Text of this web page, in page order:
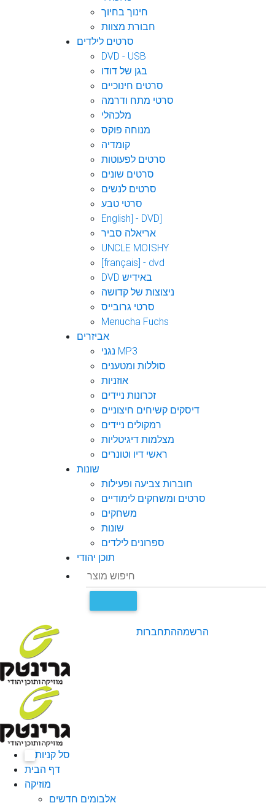
חינוך בחיוך
חבורת מצוות
סרטים לילדים
DVD - USB
בגן של דודו
סרטים חינוכיים
סרטי מתח ודרמה
מלכהלי
מנוחה פוקס
קומדיה
סרטים לפעוטות
סרטים שונים
סרטים לנשים
סרטי טבע
English] - DVD]
אריאלה סביר
UNCLE MOISHY
[français] - dvd
DVD באידיש
ניצוצות של קדושה
סרטי גרובייס
Menucha Fuchs
אביזרים
נגני MP3
סוללות ומטענים
אוזניות
זכרונות ניידים
דיסקים קשיחים חיצוניים
רמקולים ניידים
מצלמות דיגיטליות
ראשי דיו וטונרים
שונות
חוברות צביעה ופעילות
סרטים ומשחקים לימודיים
משחקים
שונות
ספרונים לילדים
תוכן יהודי
התחברותהרשמה
סל קניות
דף הבית
מוזיקה
אלבומים חדשים